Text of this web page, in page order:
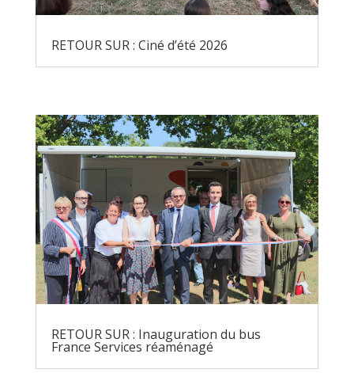
RETOUR SUR : Ciné d’été 2026
RETOUR SUR : Inauguration du bus
France Services réaménagé